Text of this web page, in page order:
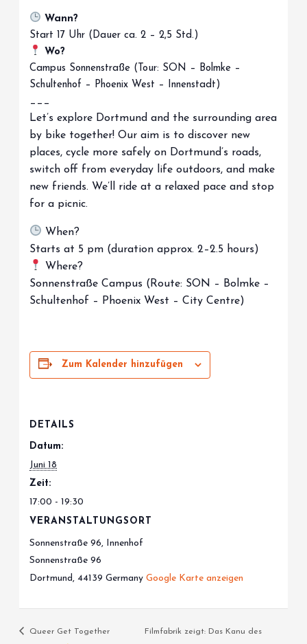
Wann?
Start 17 Uhr (Dauer ca. 2 – 2,5 Std.)
Wo?
Campus Sonnenstraße (Tour: SON – Bolmke –
Schultenhof – Phoenix West – Innenstadt)
___
Let’s explore Dortmund and the surrounding area
by bike together! Our aim is to discover new
places, cycle more safely on Dortmund’s roads,
switch off from everyday life outdoors, and make
new friends. We’ll ride at a relaxed pace and stop
for a picnic.
When?
Starts at 5 pm (duration approx. 2–2.5 hours)
Where?
Sonnenstraße Campus (Route: SON – Bolmke –
Schultenhof – Phoenix West – City Centre)
Zum Kalender hinzufügen
DETAILS
Datum:
Juni 18
Zeit:
17:00 - 19:30
VERANSTALTUNGSORT
Sonnenstraße 96, Innenhof
Sonnenstraße 96
Dortmund , 44139 Germany Google Karte anzeigen
Queer Get Together Filmfabrik zeigt: Das Kanu des